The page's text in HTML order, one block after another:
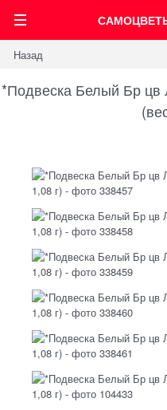
Назад
*Подвеска Белый Бр цв